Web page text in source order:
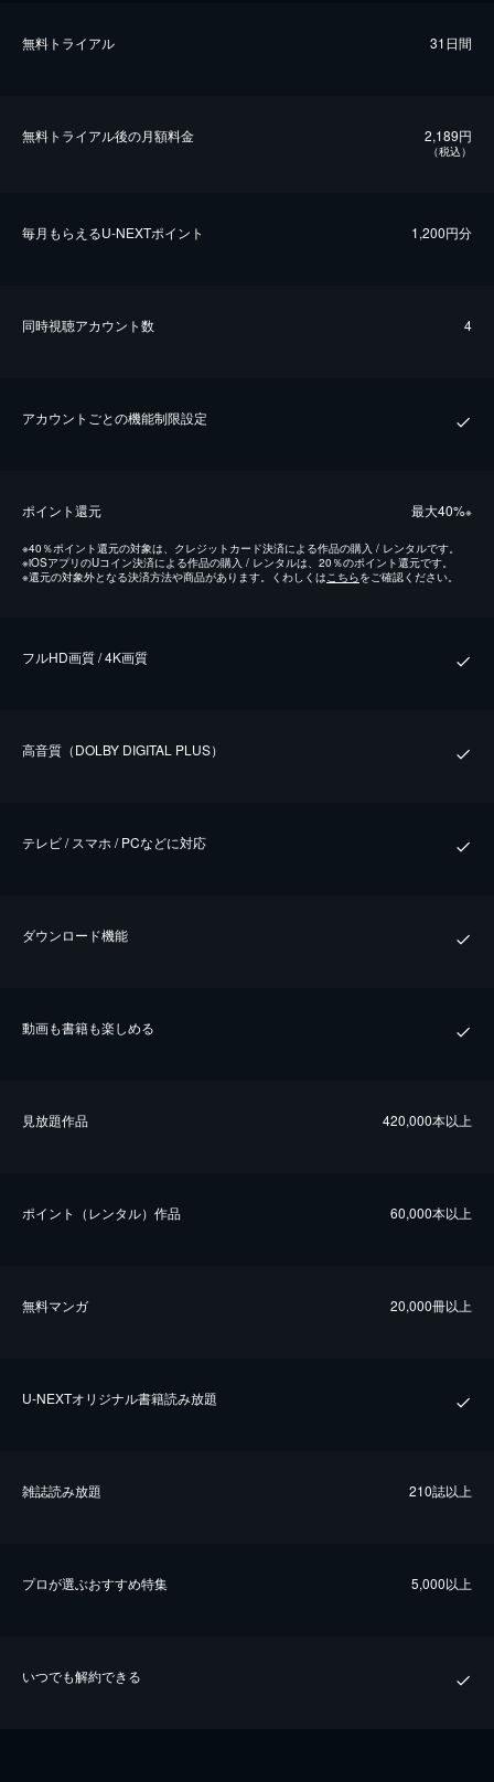
無料トライアル 31日間
無料トライアル後の⽉額料金 2,189円
（税込）
毎⽉もらえるU-NEXTポイント 1,200円分
同時視聴アカウント数 4
アカウントごとの機能制限設定
ポイント還元 最⼤40%※
※40％ポイント還元の対象は、クレジットカード決済による作品の購入 / レンタルです。
※iOSアプリのUコイン決済による作品の購入 / レンタルは、20％のポイント還元です。
※還元の対象外となる決済方法や商品があります。くわしくはこちらをご確認ください。
フルHD画質 / 4K画質
⾼⾳質（DOLBY DIGITAL PLUS）
テレビ / スマホ / PCなどに対応
ダウンロード機能
動画も書籍も楽しめる
⾒放題作品 420,000本以上
ポイント（レンタル）作品 60,000本以上
無料マンガ 20,000冊以上
U-NEXTオリジナル書籍読み放題
雑誌読み放題 210誌以上
プロが選ぶおすすめ特集 5,000以上
いつでも解約できる